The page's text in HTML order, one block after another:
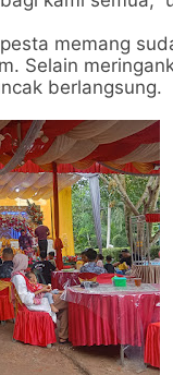
memang
Selain
berlangsung.